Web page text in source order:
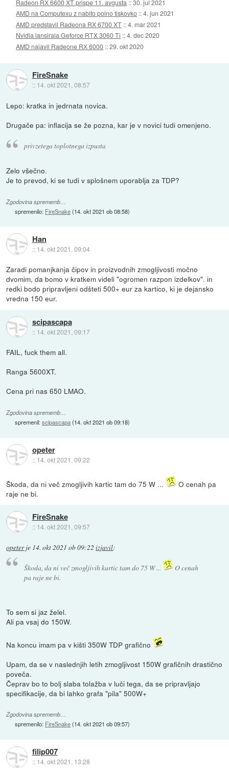
Radeon RX 6600 XT prispe 11. avgusta ::30. jul 2021
AMD na Computexu z nabito polno tiskovko ::4. jun 2021
AMD predstavil Radeona RX 6700 XT ::4. mar 2021
Nvidia lansirala Geforce RTX 3060 Ti ::4. dec 2020
AMD najavil Radeone RX 6000 ::29. okt 2020
FireSnake
:: 14. okt 2021, 08:57
Lepo: kratka in jedrnata novica.
Drugače pa: inflacija se že pozna, kar je v novici tudi omenjeno.
privzetega toplotnega izpusta
Zelo všečno.
Je to prevod, ki se tudi v splošnem uporablja za TDP?
Zgodovina sprememb…
spremenilo: FireSnake(14. okt 2021 ob 08:58)
Han
:: 14. okt 2021, 09:04
Zaradi pomanjkanja čipov in proizvodnih zmogljivosti močno
dvomim, da bomo v kratkem videli "ogromen razpon izdelkov". in
redki bodo pripravljeni odšteti 500+ eur za kartico, ki je dejansko
vredna 150 eur.
scipascapa
:: 14. okt 2021, 09:17
FAIL, fuck them all.
Ranga 5600XT.
Cena pri nas 650 LMAO.
Zgodovina sprememb…
spremenil:scipascapa(14. okt 2021 ob 09:18)
opeter
:: 14. okt 2021, 09:22
Škoda, da ni več zmogljivih kartic tam do 75 W ...
O cenah pa
raje ne bi.
FireSnake
:: 14. okt 2021, 09:57
opeterje 14. okt 2021 ob 09:22 izjavil:
Škoda, da ni več zmogljivih kartic tam do 75 W ...
O cenah
pa raje ne bi.
To sem si jaz želel.
Ali pa vsaj do 150W.
Na koncu imam pa v kišti 350W TDP grafično
Upam, da se v naslednjih letih zmogljivost 150W grafičnih drastično
poveča.
Čeprav bo to bolj slaba tolažba v luči tega, da se pripravljajo
specifikacije, da bi lahko grafa "pila" 500W+
Zgodovina sprememb…
spremenilo: FireSnake(14. okt 2021 ob 09:57)
filip007
:: 14. okt 2021, 13:28